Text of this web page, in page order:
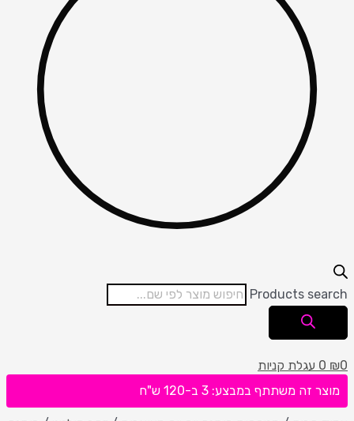
Products search
₪0
0 עגלת קניות
מוצר זה משתתף במבצע: 3 ב-120 ש"ח